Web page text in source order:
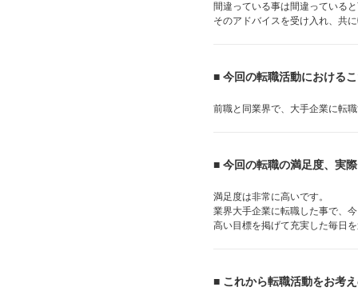
間違っている事は間違っている
そのアドバイスを受け入れ、共
■ 今回の転職活動における
前職と同業界で、大手企業に転
■ 今回の転職の満足度、実
満足度は非常に高いです。
業界大手企業に転職した事で、
高い目標を掲げて充実した毎日
■ これから転職活動をお考